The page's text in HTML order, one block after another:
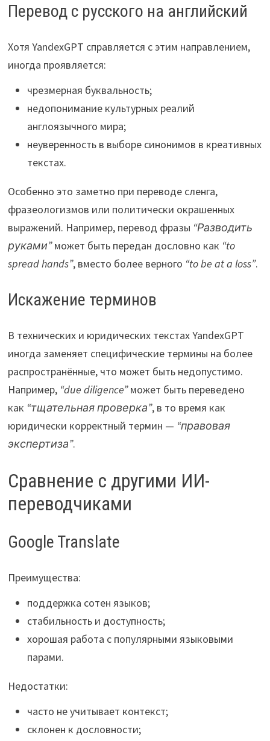
Перевод с русского на английский
Хотя YandexGPT справляется с этим направлением,
иногда проявляется:
чрезмерная буквальность;
недопонимание культурных реалий
англоязычного мира;
неуверенность в выборе синонимов в креативных
текстах.
Особенно это заметно при переводе сленга,
фразеологизмов или политически окрашенных
выражений. Например, перевод фразы “Разводить
руками”может быть передан дословно как “to
spread hands”, вместо более верного “to be at a loss”.
Искажение терминов
В технических и юридических текстах YandexGPT
иногда заменяет специфические термины на более
распространённые, что может быть недопустимо.
Например, “due diligence”может быть переведено
как “тщательная проверка”, в то время как
юридически корректный термин — “правовая
экспертиза”.
Сравнение с другими ИИ-
переводчиками
Google Translate
Преимущества:
поддержка сотен языков;
стабильность и доступность;
хорошая работа с популярными языковыми
парами.
Недостатки:
часто не учитывает контекст;
склонен к дословности;